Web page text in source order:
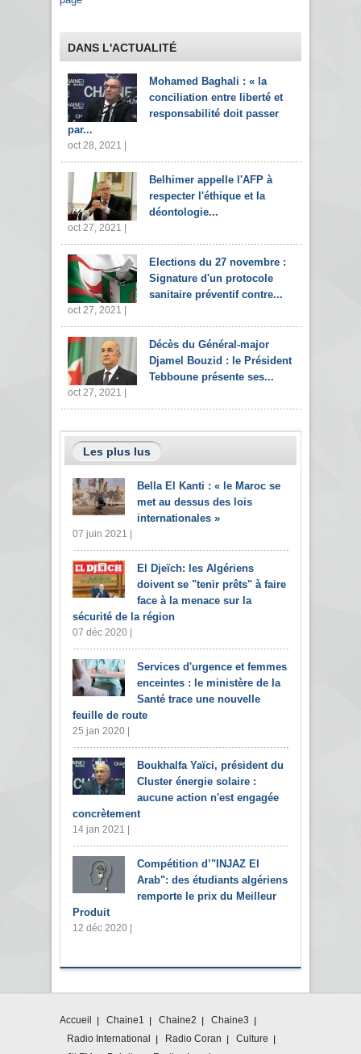
DANS L'ACTUALITÉ
Mohamed Baghali : « la
conciliation entre liberté et
responsabilité doit passer
par...
oct 28, 2021 |
Belhimer appelle l'AFP à
respecter l'éthique et la
déontologie...
oct 27, 2021 |
Elections du 27 novembre :
Signature d'un protocole
sanitaire préventif contre...
oct 27, 2021 |
Décès du Général-major
Djamel Bouzid : le Président
Tebboune présente ses...
oct 27, 2021 |
Les plus lus
Bella El Kanti : « le Maroc se
met au dessus des lois
internationales »
07 juin 2021 |
El Djeïch: les Algériens
doivent se "tenir prêts" à faire
face à la menace sur la
sécurité de la région
07 déc 2020 |
Services d'urgence et femmes
enceintes : le ministère de la
Santé trace une nouvelle
feuille de route
25 jan 2020 |
Boukhalfa Yaïci, président du
Cluster énergie solaire :
aucune action n'est engagée
concrètement
14 jan 2021 |
Compétition d’"INJAZ El
Arab": des étudiants algériens
remporte le prix du Meilleur
Produit
12 déc 2020 |
Accueil Chaine1 Chaine2
Chaine3
Radio International
Radio Coran
Culture